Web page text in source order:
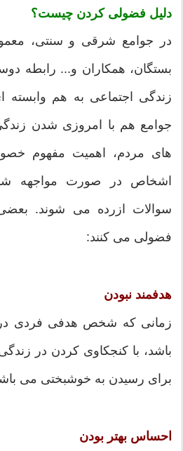
دلیل فضولی کردن چیست؟
در جوامع شرقی و سنتی،
بستگان، همکاران و... رابطه
زندگی اجتماعی به هم وابسته
جوامع هم با امروزی شدن
های مردم، اهمیت مفهوم
اشخاص در صورت مواجهه
سوالات ازرده می شوند.
فضولی می کنند:
هدفمند نبودن
زمانی که شخص هدفی فردی
باشد، با کنجکاوی کردن در
برای رسیدن به خوشبختی می
احساس بهتر بودن